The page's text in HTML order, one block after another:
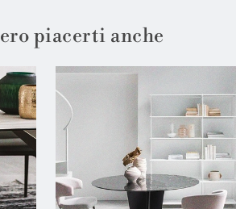
piacerti anche